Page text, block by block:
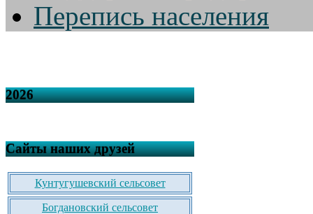
Перепись населения
2026
Сайты наших друзей
Кунтугушевский сельсовет
Богдановский сельсовет